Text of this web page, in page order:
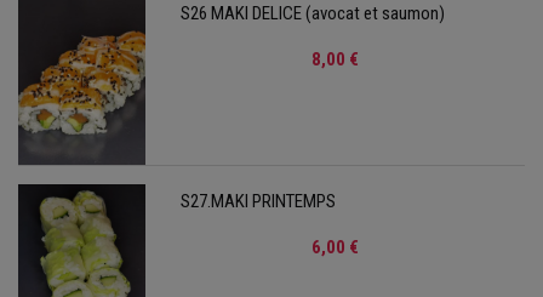
S26 MAKI DELICE (avocat et saumon)
8,00 €
S27.MAKI PRINTEMPS
6,00 €